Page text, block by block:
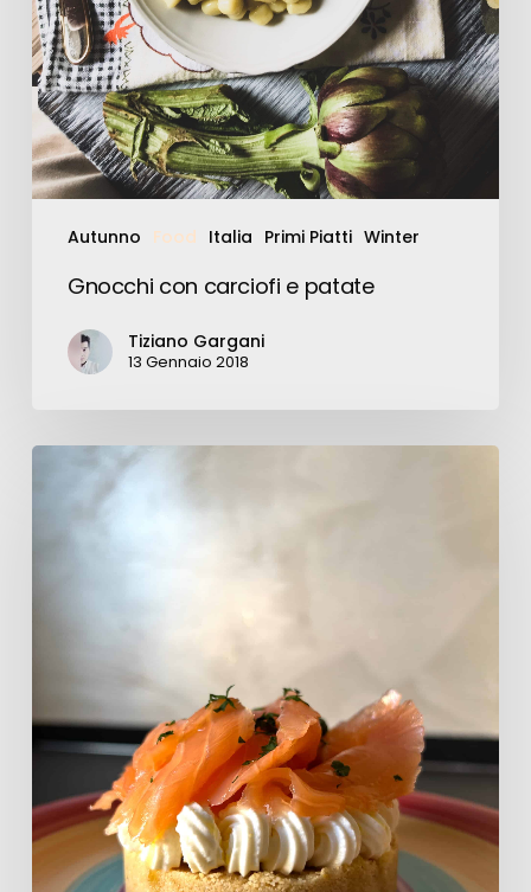
Autunno Food Italia Primi Piatti Winter
Gnocchi con carciofi e patate
Tiziano Gargani
13 Gennaio 2018
Cheesecake